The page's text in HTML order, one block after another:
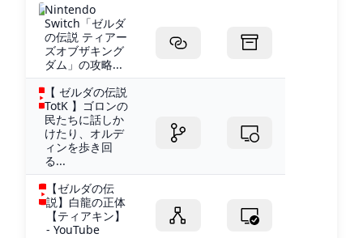
Nintendo
Switch「ゼルダ
の伝説 ティアー
ズオブザキング
ダム」の攻略...
【 ゼルダの伝説
TotK 】ゴロンの
民たちに話しか
けたり、オルデ
ィンを歩き回
る...
【ゼルダの伝
説】白龍の正体
【ティアキン】
- YouTube